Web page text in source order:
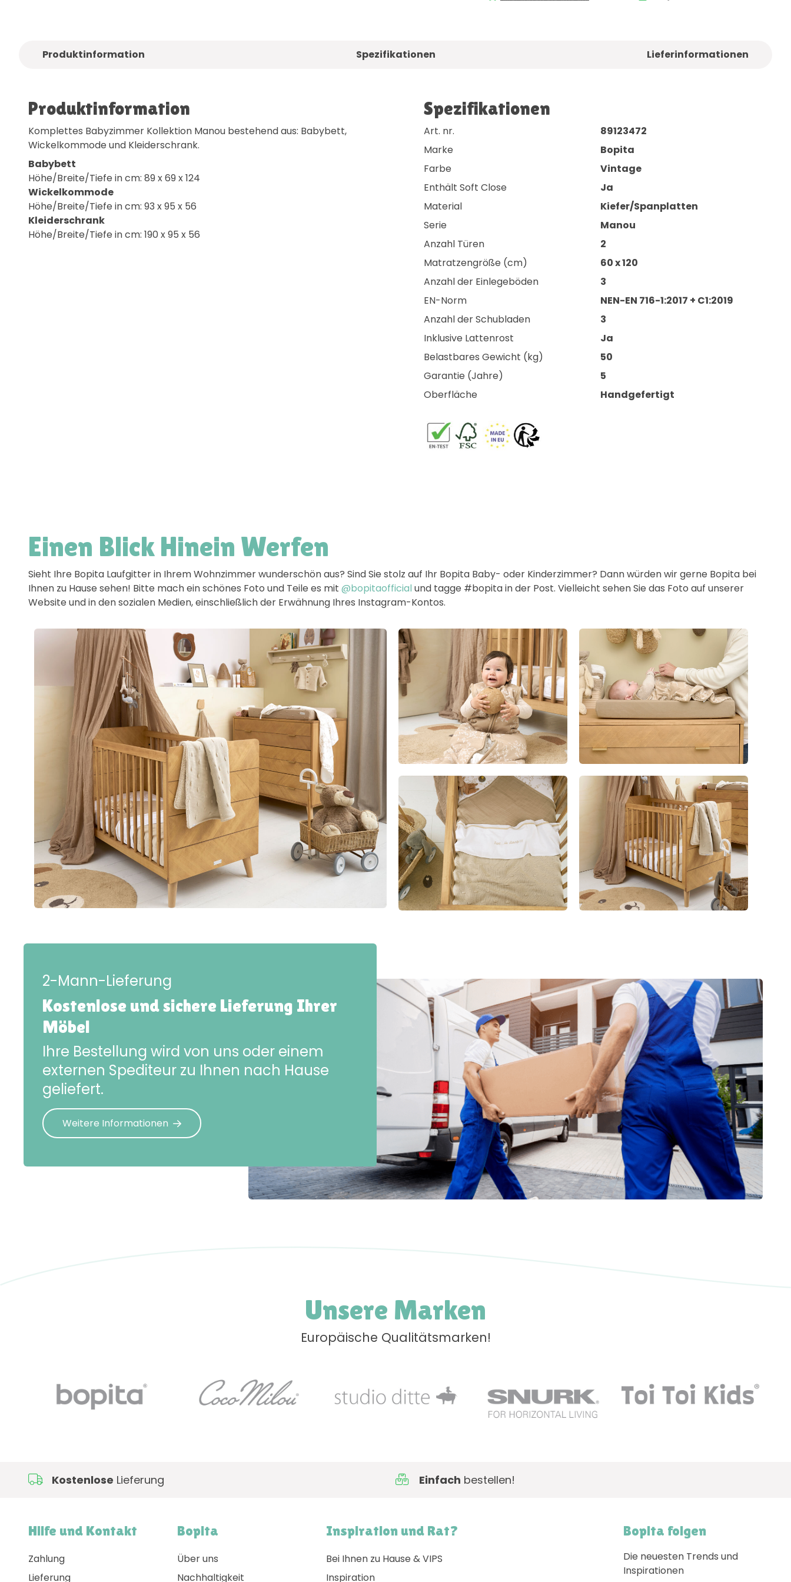
Produktinformation Spezifikationen Lieferinformationen
Produktinformation
Komplettes Babyzimmer Kollektion Manou bestehend aus: Babybett,
Wickelkommode und Kleiderschrank.
Babybett
Höhe/Breite/Tiefe in cm: 89 x 69 x 124
Wickelkommode
Höhe/Breite/Tiefe in cm: 93 x 95 x 56
Kleiderschrank
Höhe/Breite/Tiefe in cm: 190 x 95 x 56
Spezifikationen
Art. nr.
89123472
Marke
Bopita
Farbe
Vintage
Enthält Soft Close
Ja
Material
Kiefer/Spanplatten
Serie
Manou
Anzahl Türen
2
Matratzengröße (cm)
60 x 120
Anzahl der Einlegeböden
3
EN-Norm
NEN-EN 716-1:2017 + C1:2019
Anzahl der Schubladen
3
Inklusive Lattenrost
Ja
Belastbares Gewicht (kg)
50
Garantie (Jahre)
5
Oberfläche
Handgefertigt
Einen Blick Hinein Werfen
Sieht Ihre Bopita Laufgitter in Ihrem Wohnzimmer wunderschön aus? Sind Sie stolz auf Ihr Bopita Baby- oder Kinderzimmer? Dann würden wir gerne Bopita bei
Ihnen zu Hause sehen! Bitte mach ein schönes Foto und Teile es mit @bopitaofficial und tagge #bopita in der Post. Vielleicht sehen Sie das Foto auf unserer
Website und in den sozialen Medien, einschließlich der Erwähnung Ihres Instagram-Kontos.
2-Mann-Lieferung
Kostenlose und sichere Lieferung Ihrer
Möbel
Ihre Bestellung wird von uns oder einem
externen Spediteur zu Ihnen nach Hause
geliefert.
Weitere Informationen
Unsere Marken
Europäische Qualitätsmarken!
Kostenlose Lieferung Einfach bestellen!
Hilfe und Kontakt
Zahlung
Lieferung
Bopita
Über uns
Nachhaltigkeit
Inspiration und Rat?
Bei Ihnen zu Hause & VIPS
Inspiration
Bopita folgen
Die neuesten Trends und
Inspirationen